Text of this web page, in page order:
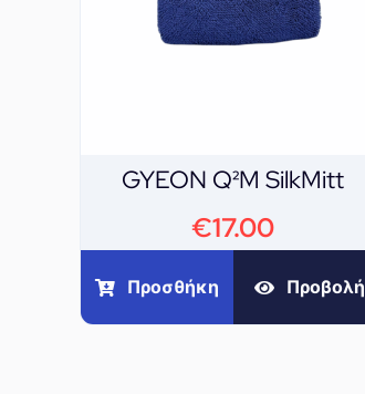
GYEON Q²M SilkMitt
€17.00
Προσθήκη Προβολή